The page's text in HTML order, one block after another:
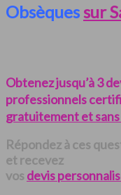
Obsèques sur
Obtenez jusqu’à 3
professionnels
gratuitement et
Répondez à ces
et recevez
vos devis